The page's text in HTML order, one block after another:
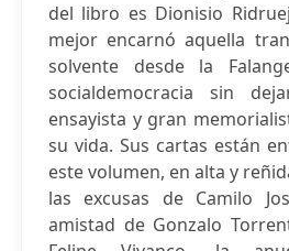
del libro es Dionisio
mejor encarnó aquella
solvente desde la
socialdemocracia sin
ensayista y gran
su vida. Sus cartas están
este volumen, en alta y
las excusas de Camilo
amistad de Gonzalo